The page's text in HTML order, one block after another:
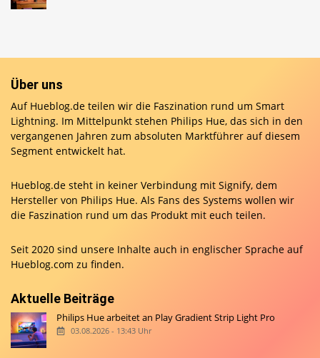
Über uns
Auf Hueblog.de teilen wir die Faszination rund um Smart
Lightning. Im Mittelpunkt stehen Philips Hue, das sich in den
vergangenen Jahren zum absoluten Marktführer auf diesem
Segment entwickelt hat.
Hueblog.de steht in keiner Verbindung mit Signify, dem
Hersteller von Philips Hue. Als Fans des Systems wollen wir
die Faszination rund um das Produkt mit euch teilen.
Seit 2020 sind unsere Inhalte auch in englischer Sprache auf
Hueblog.com zu finden.
Aktuelle Beiträge
Philips Hue arbeitet an Play Gradient Strip Light Pro
03.08.2026 - 13:43 Uhr